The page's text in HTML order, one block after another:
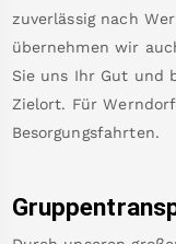
zuverlässig nach
übernehmen wir
Sie uns Ihr Gut und
Zielort. Für Werndorf
Besorgungsfahrten.